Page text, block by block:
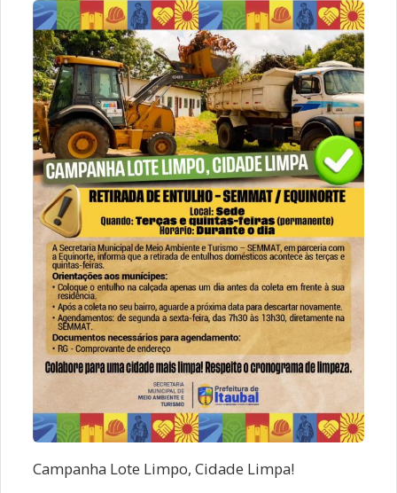
Campanha Lote Limpo, Cidade Limpa!